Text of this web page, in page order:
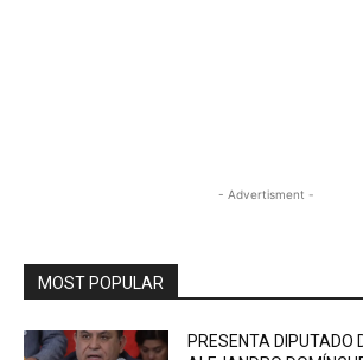
- Advertisment -
MOST POPULAR
PRESENTA DIPUTADO